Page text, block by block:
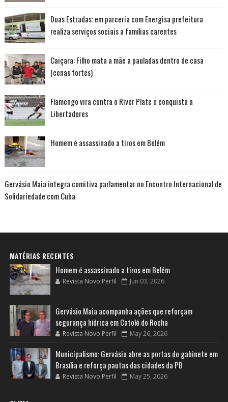
Duas Estradas: em parceria com Energisa prefeitura
realiza serviços sociais a famílias carentes
Caiçara: Filho mata a mãe a pauladas dentro de casa
(cenas fortes)
Flamengo vira contra o River Plate e conquista a
Libertadores
Homem é assassinado a tiros em Belém
Gervásio Maia integra comitiva parlamentar no Encontro Internacional de
Solidariedade com Cuba
MATÉRIAS RECENTES
Homem é assassinado a tiros em Belém
Revista Novo Perfil Jun 03, 2026
Gervásio Maia acompanha ações que reforçam
segurança hídrica em Catolé do Rocha
Revista Novo Perfil May 26, 2026
Municipalismo: Gervásio abre as portas do gabinete em
Brasília e reforça pautas das cidades da PB
Revista Novo Perfil May 25, 2026